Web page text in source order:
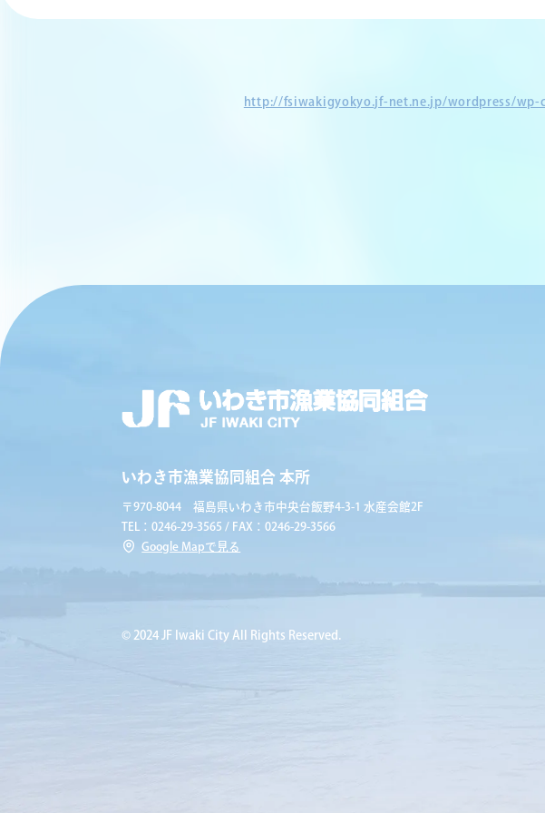
http://fsiwakigyokyo.jf-net.ne.jp/wordpress/wp-
いわき市漁業協同組合 本所
〒970-8044 福島県いわき市中央台飯野4-3-1 水産会館2F
TEL：0246-29-3565 / FAX：0246-29-3566
Google Mapで見る
© 2024 JF Iwaki City All Rights Reserved.